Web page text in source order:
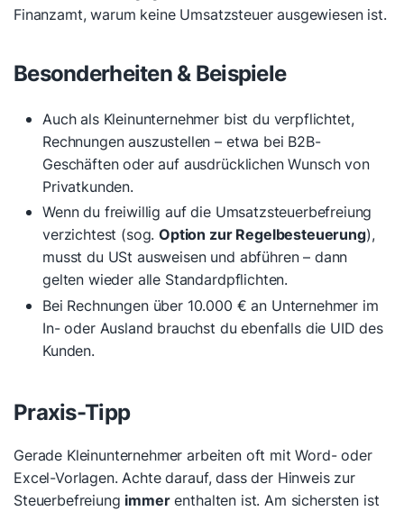
Finanzamt, warum keine Umsatzsteuer ausgewiesen ist.
Besonderheiten & Beispiele
Auch als Kleinunternehmer bist du verpflichtet,
Rechnungen auszustellen – etwa bei B2B-
Geschäften oder auf ausdrücklichen Wunsch von
Privatkunden.
Wenn du freiwillig auf die Umsatzsteuerbefreiung
verzichtest (sog.Option zur Regelbesteuerung),
musst du USt ausweisen und abführen – dann
gelten wieder alle Standardpflichten.
Bei Rechnungen über 10.000 € an Unternehmer im
In- oder Ausland brauchst du ebenfalls die UID des
Kunden.
Praxis-Tipp
Gerade Kleinunternehmer arbeiten oft mit Word- oder
Excel-Vorlagen. Achte darauf, dass der Hinweis zur
Steuerbefreiung immerenthalten ist. Am sichersten ist